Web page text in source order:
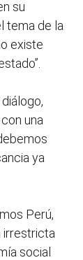
su
tema de la
existe
una
ya
Perú,
irrestricta
social